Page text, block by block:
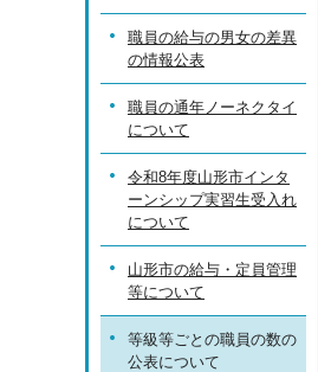
職員の給与の男女の差異
の情報公表
職員の通年ノーネクタイ
について
令和8年度山形市インタ
ーンシップ実習生受入れ
について
山形市の給与・定員管理
等について
等級等ごとの職員の数の
公表について